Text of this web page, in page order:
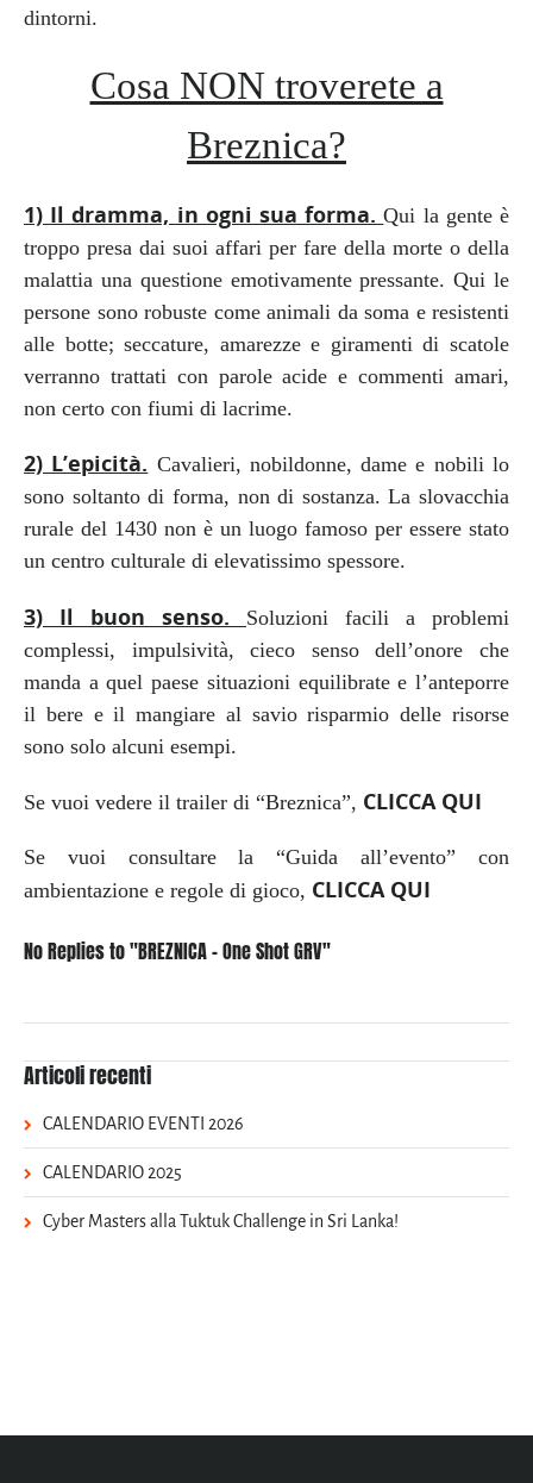
dintorni.
Cosa NON troverete a
Breznica?
1) Il dramma, in ogni sua forma.Qui la gente è
troppo presa dai suoi affari per fare della morte o della
malattia una questione emotivamente pressante. Qui le
persone sono robuste come animali da soma e resistenti
alle botte; seccature, amarezze e giramenti di scatole
verranno trattati con parole acide e commenti amari,
non certo con fiumi di lacrime.
2) L’epicità. Cavalieri, nobildonne, dame e nobili lo
sono soltanto di forma, non di sostanza. La slovacchia
rurale del 1430 non è un luogo famoso per essere stato
un centro culturale di elevatissimo spessore.
3) Il buon senso.
Soluzioni facili a problemi
complessi, impulsività, cieco senso dell’onore che
manda a quel paese situazioni equilibrate e l’anteporre
il bere e il mangiare al savio risparmio delle risorse
sono solo alcuni esempi.
Se vuoi vedere il trailer di “Breznica”, CLICCA QUI
Se vuoi consultare la “Guida all’evento” con
ambientazione e regole di gioco, CLICCA QUI
No Replies to "BREZNICA - One Shot GRV"
Articoli recenti
CALENDARIO EVENTI 2026
CALENDARIO 2025
Cyber Masters alla Tuktuk Challenge in Sri Lanka!